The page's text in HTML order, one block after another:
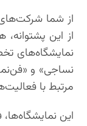
از شما
از این
نمایشگاه‌های
نساجی» و
مرتبط با
این